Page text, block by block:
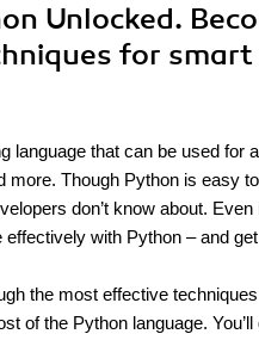
Unlocked.
for
language that can be used
Though Python is easy
don’t know about.
with Python – and
the most effective
of the Python language.